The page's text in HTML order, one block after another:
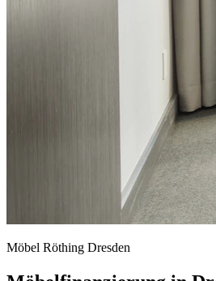
Möbel Röthing Dresden